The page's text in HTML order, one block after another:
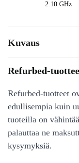
2.10 GHz
Kuvaus
Refurbed-
Refurbed-tuotteet
edullisempia kuin
tuoteilla on
palauttaa ne
kysymyksiä.